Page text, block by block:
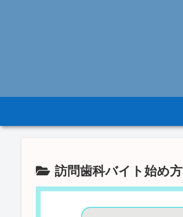
訪問歯科バイト始め方